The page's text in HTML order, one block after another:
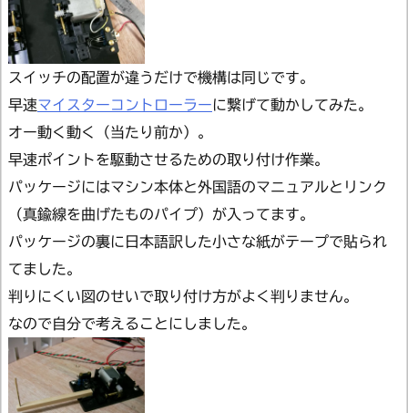
スイッチの配置が違うだけで機構は同じです。
早速マイスターコントローラーに繋げて動かしてみた。
オー動く動く（当たり前か）。
早速ポイントを駆動させるための取り付け作業。
パッケージにはマシン本体と外国語のマニュアルとリンク
（真鍮線を曲げたものパイプ）が入ってます。
パッケージの裏に日本語訳した小さな紙がテープで貼られ
てました。
判りにくい図のせいで取り付け方がよく判りません。
なので自分で考えることにしました。